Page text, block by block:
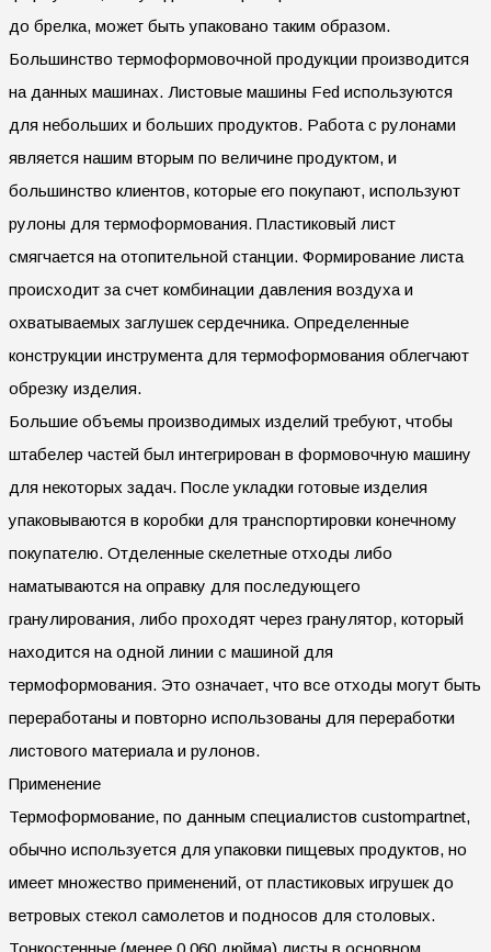
до брелка, может быть упаковано таким образом.
Большинство термоформовочной продукции производится
на данных машинах. Листовые машины Fed используются
для небольших и больших продуктов. Работа с рулонами
является нашим вторым по величине продуктом, и
большинство клиентов, которые его покупают, используют
рулоны для термоформования. Пластиковый лист
смягчается на отопительной станции. Формирование листа
происходит за счет комбинации давления воздуха и
охватываемых заглушек сердечника. Определенные
конструкции инструмента для термоформования облегчают
обрезку изделия.
Большие объемы производимых изделий требуют, чтобы
штабелер частей был интегрирован в формовочную машину
для некоторых задач. После укладки готовые изделия
упаковываются в коробки для транспортировки конечному
покупателю. Отделенные скелетные отходы либо
наматываются на оправку для последующего
гранулирования, либо проходят через гранулятор, который
находится на одной линии с машиной для
термоформования. Это означает, что все отходы могут быть
переработаны и повторно использованы для переработки
листового материала и рулонов.
Применение
Термоформование, по данным специалистов custompartnet,
обычно используется для упаковки пищевых продуктов, но
имеет множество применений, от пластиковых игрушек до
ветровых стекол самолетов и подносов для столовых.
Тонкостенные (менее 0,060 дюйма) листы в основном